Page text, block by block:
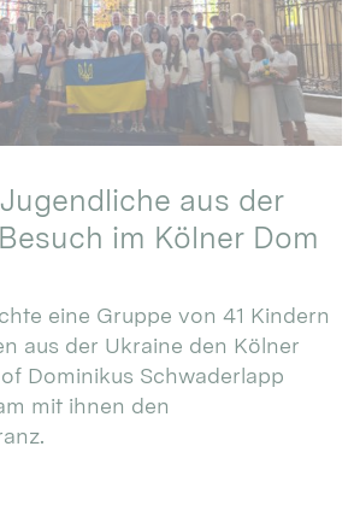
aus der
im Kölner Dom
eine Gruppe von 41 Kindern
aus der Ukraine den Kölner
Dominikus Schwaderlapp
mit ihnen den